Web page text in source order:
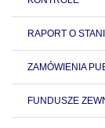
RAPORT O
ZAMÓWIENIA
FUNDUSZE